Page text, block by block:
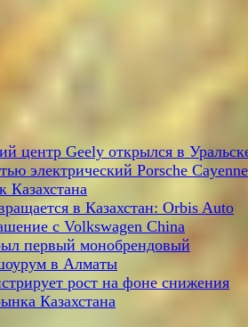
центр Geely открылся в
электрический Porsche Cayenne
в Казахстан: Orbis Auto
с Volkswagen China
первый монобрендовый
в Алматы
рост на фоне снижения
Казахстана